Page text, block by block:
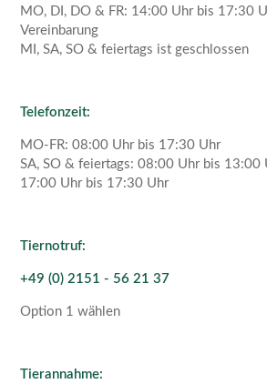
MO, DI, DO & FR: 14:00 Uhr bis 17:30
Vereinbarung
MI, SA, SO & feiertags ist geschlossen
Telefonzeit:
MO-FR: 08:00 Uhr bis 17:30 Uhr
SA, SO & feiertags: 08:00 Uhr bis 13:00
17:00 Uhr bis 17:30 Uhr
Tiernotruf:
+49 (0) 2151 - 56 21 37
Option 1 wählen
Tierannahme: